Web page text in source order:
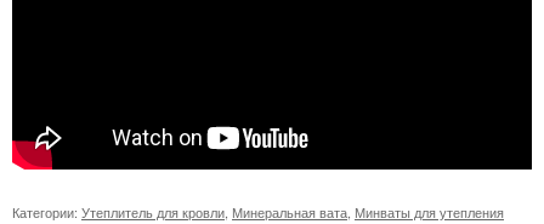
Категории: Утеплитель для кровли, Минеральная вата, Минваты для утепления